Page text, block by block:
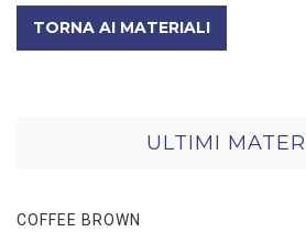
TORNA AI MATERIALI
ULTIMI
COFFEE BROWN